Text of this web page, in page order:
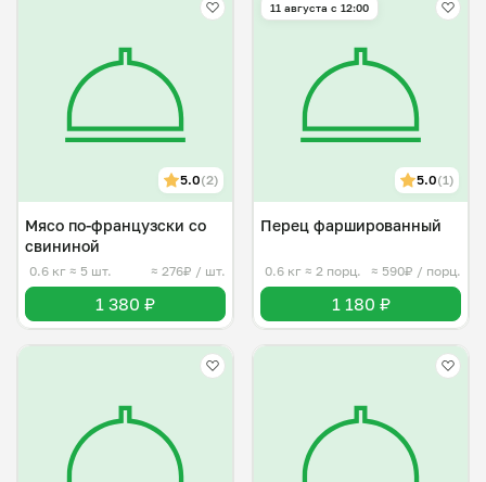
5.0(2)
Мясо по-французски со
свининой
0.6 кг ≈ 5 шт. ≈ 276₽ / шт.
1 380 ₽
11 августа с 12:00
5.0(1)
Перец фаршированный
0.6 кг ≈ 2 порц. ≈ 590₽ / порц.
1 180 ₽